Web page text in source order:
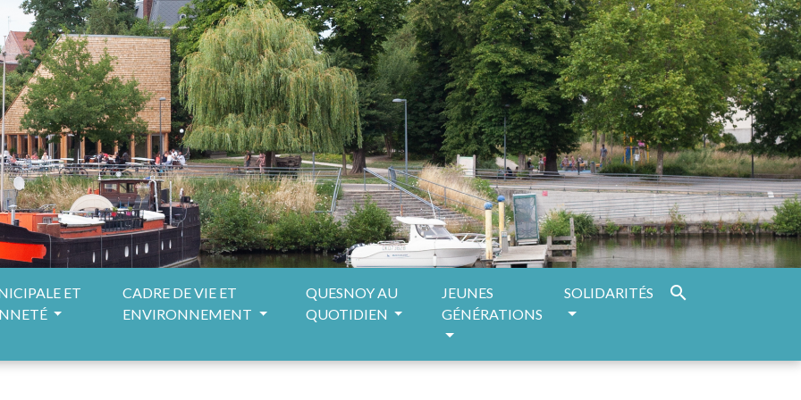
ET
CADRE DE VIE ET
ENVIRONNEMENT
QUESNOY AU
QUOTIDIEN
JEUNES
GÉNÉRATIONS
SOLIDARITÉS search